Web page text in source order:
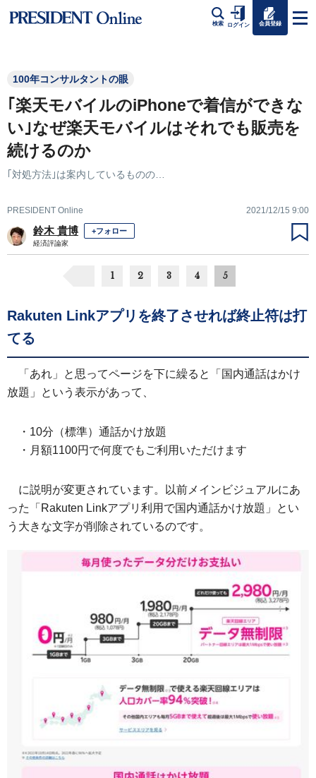
検索 ログイン 会員登録
100年コンサルタントの眼
｢楽天モバイルのiPhoneで着信ができな
い｣なぜ楽天モバイルはそれでも販売を
続けるのか
｢対処方法｣は案内しているものの…
PRESIDENT Online 2021/12/15 9:00
鈴木 貴博 +フォロー
経済評論家
1 2 3 4 5
Rakuten Linkアプリを終了させれば終止符は打
てる
「あれ」と思ってページを下に繰ると「国内通話はかけ
放題」という表示があって、
・10分（標準）通話かけ放題
・月額1100円で何度でもご利用いただけます
に説明が変更されています。以前メインビジュアルにあ
った「Rakuten Linkアプリ利用で国内通話かけ放題」とい
う大きな文字が削除されているのです。